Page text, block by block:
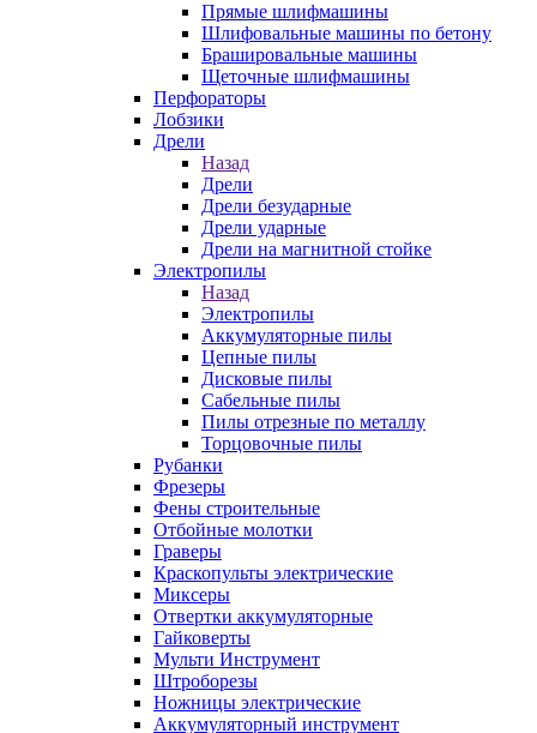
Прямые шлифмашины
Шлифовальные машины по бетону
Брашировальные машины
Щеточные шлифмашины
Перфораторы
Лобзики
Дрели
Назад
Дрели
Дрели безударные
Дрели ударные
Дрели на магнитной стойке
Электропилы
Назад
Электропилы
Аккумуляторные пилы
Цепные пилы
Дисковые пилы
Сабельные пилы
Пилы отрезные по металлу
Торцовочные пилы
Рубанки
Фрезеры
Фены строительные
Отбойные молотки
Граверы
Краскопульты электрические
Миксеры
Отвертки аккумуляторные
Гайковерты
Мульти Инструмент
Штроборезы
Ножницы электрические
Аккумуляторный инструмент